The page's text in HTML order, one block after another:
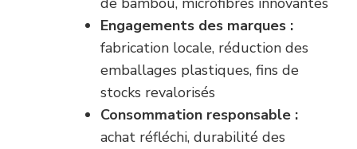
Engagements des marques :
fabrication locale, réduction des
emballages plastiques, fins de
stocks revalorisés
Consommation responsable :
achat réfléchi, durabilité des